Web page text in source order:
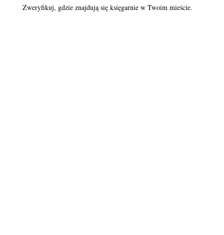
Zweryfikuj, gdzie znajdują się księgarnie w Twoim mieście.